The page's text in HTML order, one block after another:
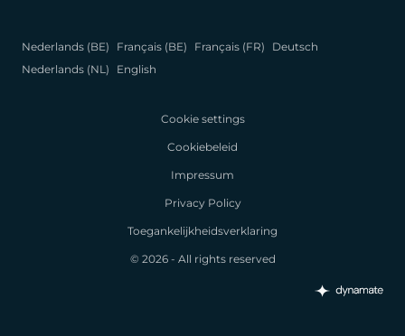
Nederlands (BE) Français (BE) Français (FR)
Deutsch
Nederlands (NL)
English
Cookie settings
Cookiebeleid
Impressum
Privacy Policy
Toegankelijkheidsverklaring
© 2026 - All rights reserved